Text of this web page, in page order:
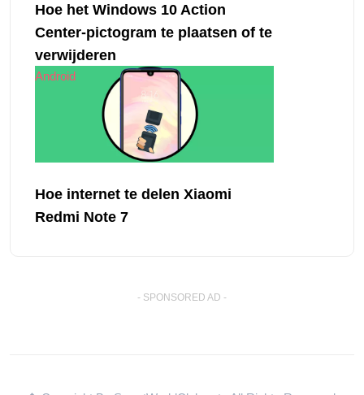
Hoe het Windows 10 Action
Center-pictogram te plaatsen of te
verwijderen
Android
Hoe internet te delen Xiaomi
Redmi Note 7
- SPONSORED AD -